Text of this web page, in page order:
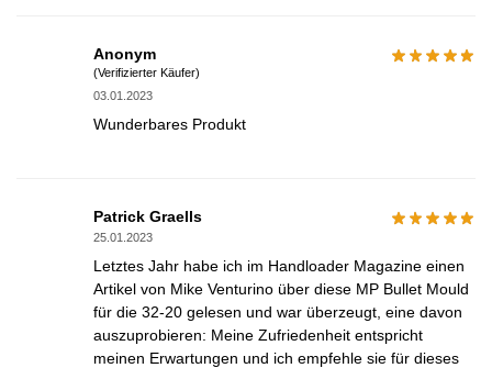
Anonym
(Verifizierter Käufer)
03.01.2023
Wunderbares Produkt
Patrick Graells
25.01.2023
Letztes Jahr habe ich im Handloader Magazine einen
Artikel von Mike Venturino über diese MP Bullet Mould
für die 32-20 gelesen und war überzeugt, eine davon
auszuprobieren: Meine Zufriedenheit entspricht
meinen Erwartungen und ich empfehle sie für dieses